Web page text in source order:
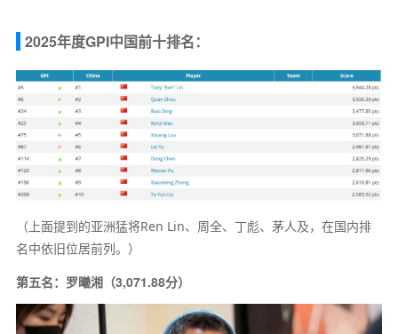
2025年度GPI中国前十排名：
（上面提到的亚洲猛将Ren Lin、周全、丁彪、茅人及，在国内排
名中依旧位居前列。）
第五名：罗曦湘（3,071.88分）